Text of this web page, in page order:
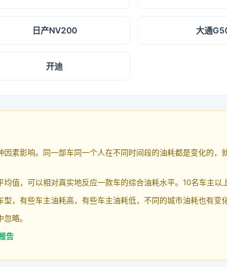
日产NV200 大通
开迪
素影响。同一部车同一个人在不同时间段的油耗都是变化的
值，可以相对真实地反应一款车的综合油耗水平。10名车主以
，有些车主油耗高，有些车主油耗低，不同的城市油耗也有变
略。
告